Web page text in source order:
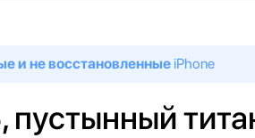
и не восстановленныеiPhone
пустынный